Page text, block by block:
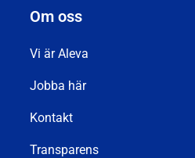
Om oss
Vi är Aleva
Jobba här
Kontakt
Transparens